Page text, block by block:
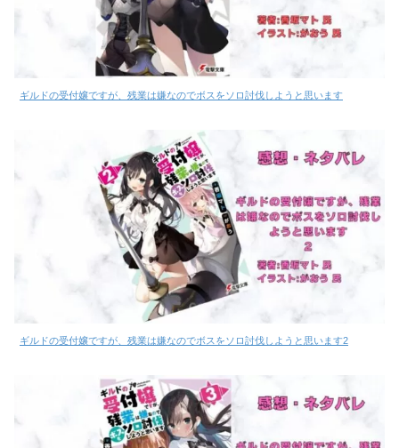
ギルドの受付嬢ですが、残業は嫌なのでボスをソロ討伐しようと思います
ギルドの受付嬢ですが、残業は嫌なのでボスをソロ討伐しようと思います2